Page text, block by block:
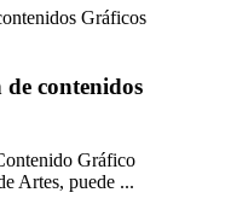
contenidos
Gráfico
Artes, puede ...